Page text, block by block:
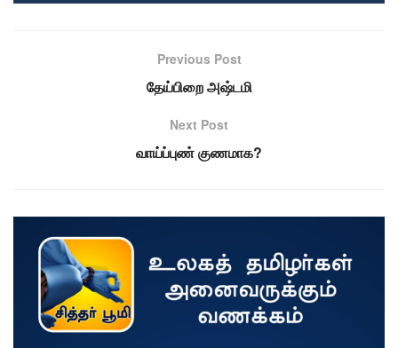
Previous Post
தேய்பிறை அஷ்டமி
Next Post
வாய்ப்புண் குணமாக?